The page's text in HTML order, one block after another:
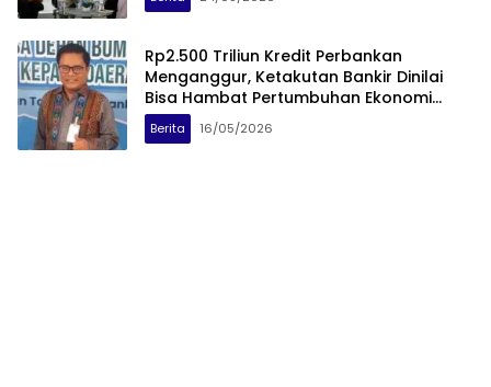
Rp2.500 Triliun Kredit Perbankan
Menganggur, Ketakutan Bankir Dinilai
Bisa Hambat Pertumbuhan Ekonomi
Nasional
Berita 16/05/2026